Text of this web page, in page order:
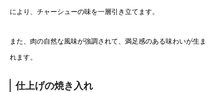
により、チャーシューの味を一層引き立てます。
また、肉の自然な風味が強調されて、満足感のある味わいが生ま
れます。
仕上げの焼き入れ